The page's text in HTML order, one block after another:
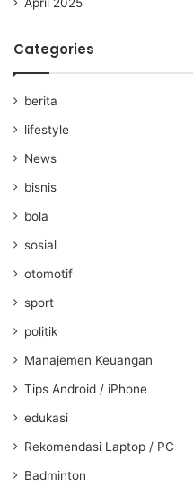
Categories
berita
lifestyle
News
bisnis
bola
sosial
otomotif
sport
politik
Manajemen Keuangan
Tips Android / iPhone
edukasi
Rekomendasi Laptop / PC
Badminton